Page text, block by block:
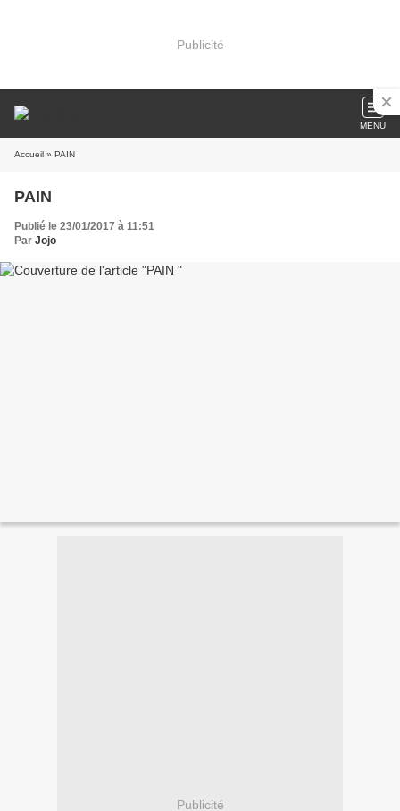
Publicité
MENU
Accueil » PAIN
PAIN
Publié le 23/01/2017 à 11:51
Par Jojo
Publicité